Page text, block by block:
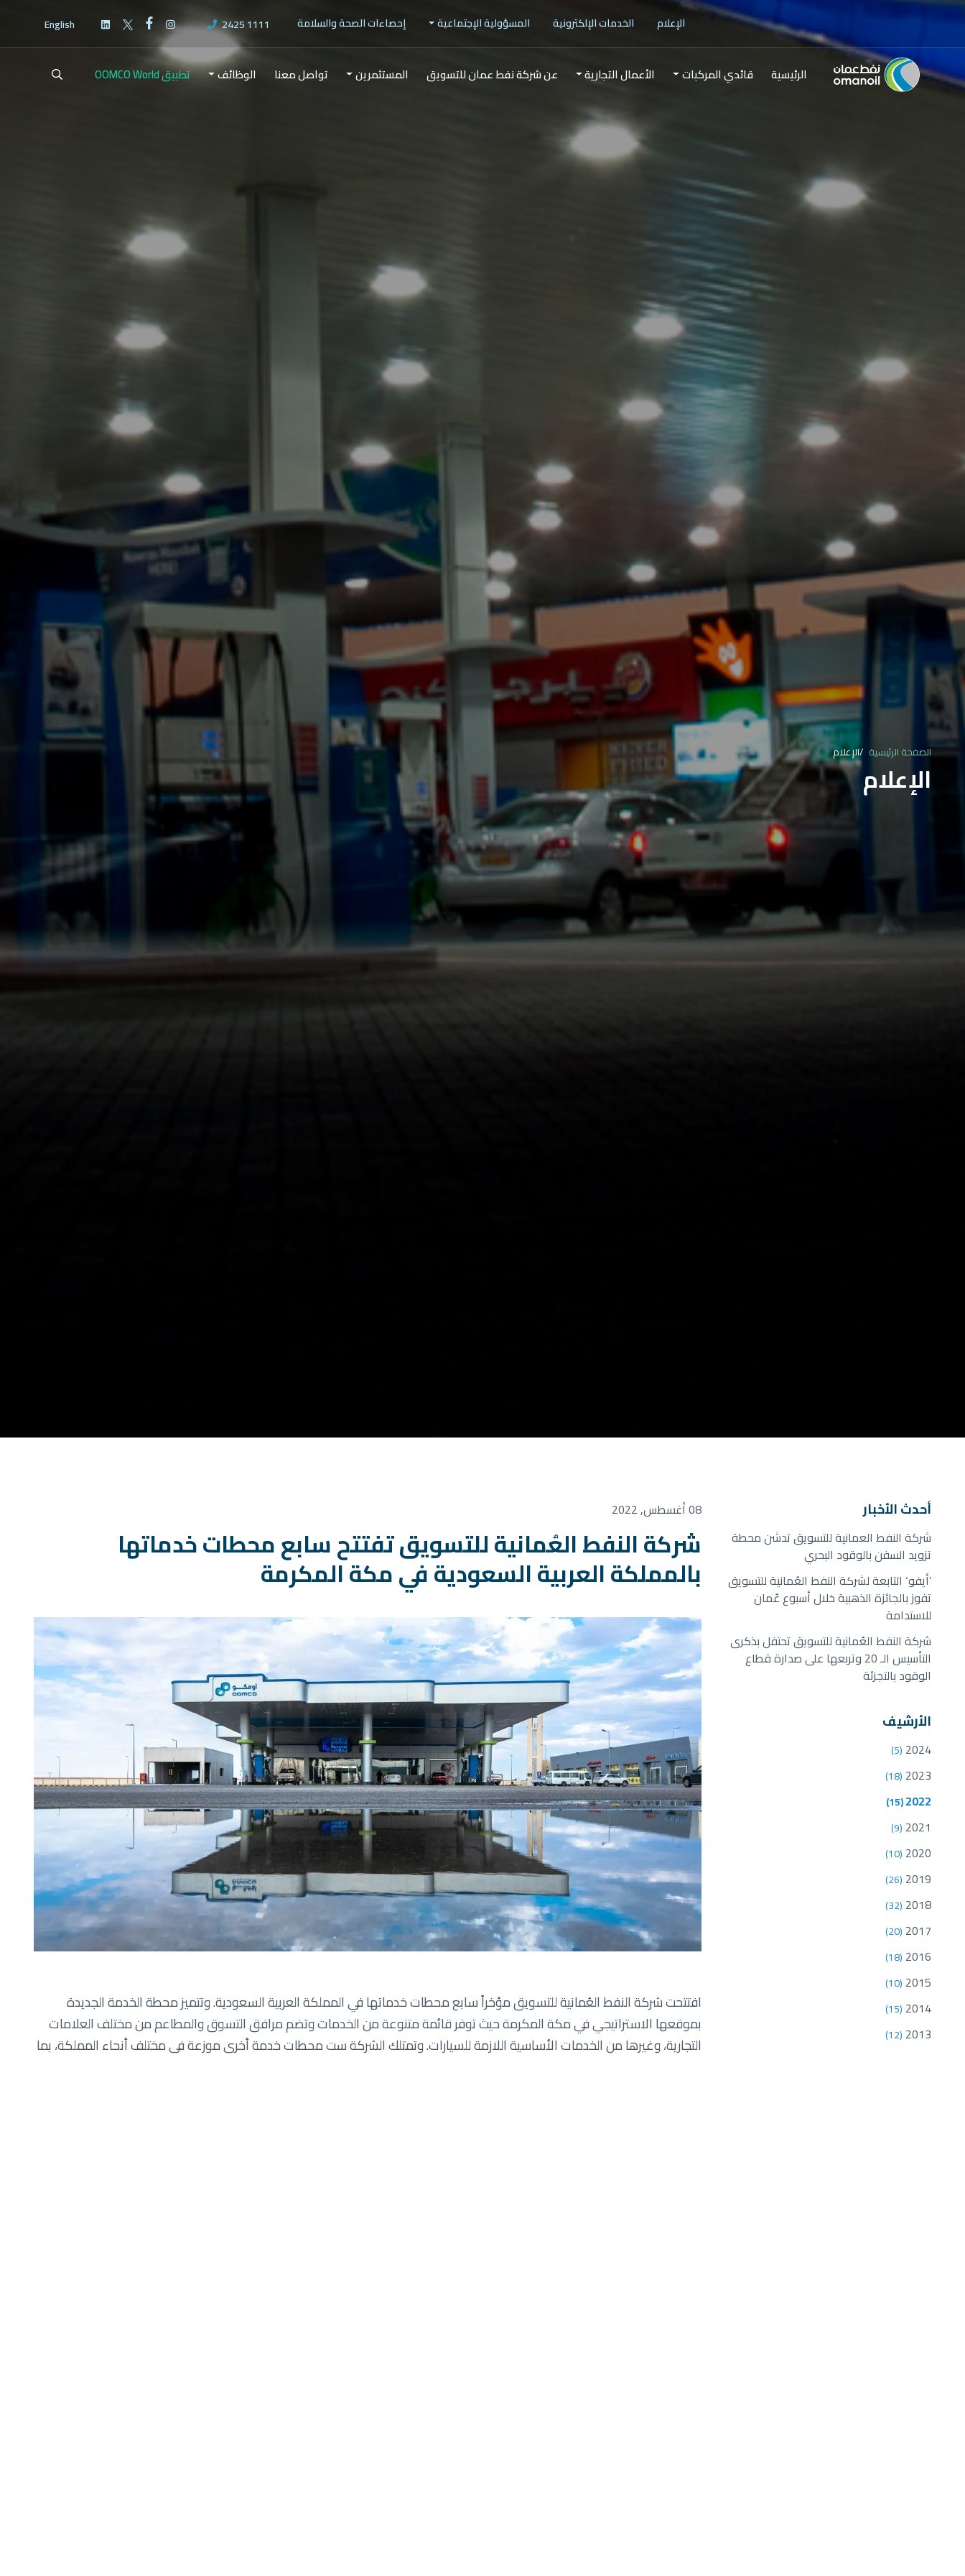
الإعلام الخدمات الإلكترونية المسؤولية الإجتماعية إحصاءات الصحة والسلامة 2425 1111
English
الرئيسية قائدي المركبات الأعمال التجارية عن شركة نفط عمان للتسويق المستثمرين تواصل معنا الوظائف تطبيق OOMCO World
الصفحة الرئيسية الإعلام
الإعلام
أحدث الأخبار
شركة النفط العمانية للتسويق تدشن محطة
تزويد السفن بالوقود البحري
’أيفو‘ التابعة لشركة النفط العُمانية للتسويق
تفوز بالجائزة الذهبية خلال أسبوع عُمان
للاستدامة
شركة النفط العُمانية للتسويق تحتفل بذكرى
التأسيس الـ 20 وتربعها على صدارة قطاع
الوقود بالتجزئة
الأرشيف
2024
(5)
2023
(18)
2022
(15)
2021
(9)
2020
(10)
2019
(26)
2018
(32)
2017
(20)
2016
(18)
2015
(10)
2014
(15)
2013
(12)
08 أغسطس, 2022
شركة النفط العُمانية للتسويق تفتتح سابع محطات خدماتها
بالمملكة العربية السعودية في مكة المكرمة
افتتحت شركة النفط العُمانية للتسويق مؤخراً سابع محطات خدماتها في المملكة العربية السعودية. وتتميز محطة الخدمة الجديدة
بموقعها الاستراتيجي في مكة المكرمة حيث توفر قائمة متنوعة من الخدمات وتضم مرافق التسوق والمطاعم من مختلف العلامات
التجارية، وغيرها من الخدمات الأساسية اللازمة للسيارات. وتمتلك الشركة ست محطات خدمة أخرى موزعة في مختلف أنحاء المملكة، بما